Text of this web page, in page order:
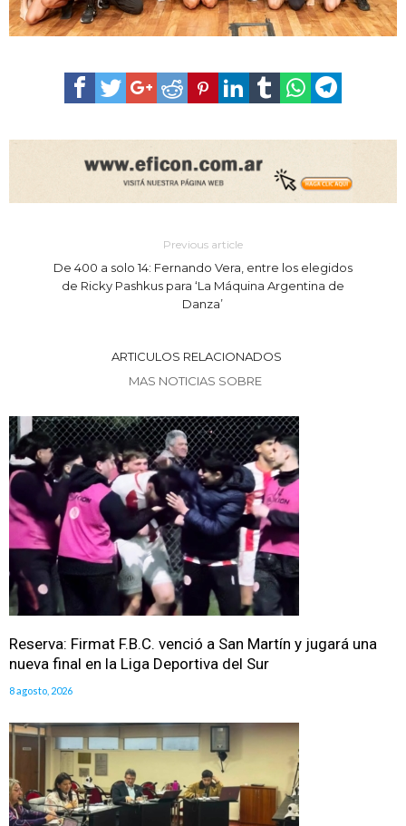
Previous article
De 400 a solo 14: Fernando Vera, entre los elegidos
de Ricky Pashkus para ‘La Máquina Argentina de
Danza’
ARTICULOS RELACIONADOS
MAS NOTICIAS SOBRE
Reserva: Firmat F.B.C. venció a San Martín y jugará una
nueva final en la Liga Deportiva del Sur
8 agosto, 2026